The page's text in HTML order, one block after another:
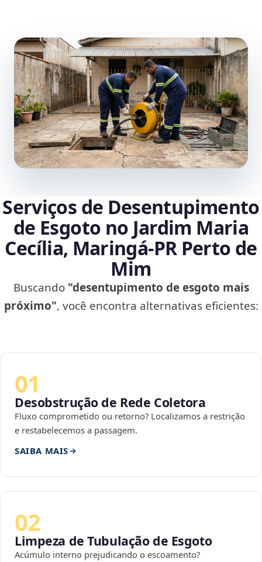
Serviços de Desentupimento
de Esgoto no Jardim Maria
Cecília, Maringá‑PR Perto de
Mim
Buscando "desentupimento de esgoto mais
próximo", você encontra alternativas eficientes:
01
Desobstrução de Rede Coletora
Fluxo comprometido ou retorno? Localizamos a restrição
e restabelecemos a passagem.
SAIBA MAIS
02
Limpeza de Tubulação de Esgoto
Acúmulo interno prejudicando o escoamento?